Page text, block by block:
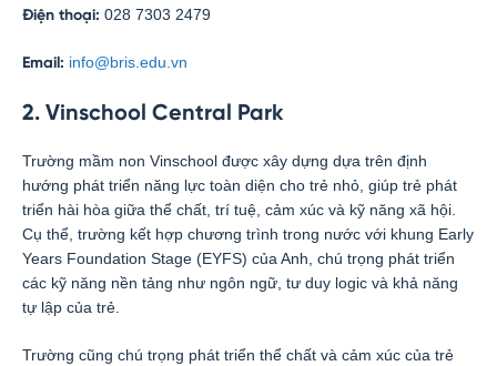
Điện thoại: 028 7303 2479
Email: info@bris.edu.vn
2. Vinschool Central Park
Trường mầm non Vinschool được xây dựng dựa trên định
hướng phát triển năng lực toàn diện cho trẻ nhỏ, giúp trẻ phát
triển hài hòa giữa thể chất, trí tuệ, cảm xúc và kỹ năng xã hội.
Cụ thể, trường kết hợp chương trình trong nước với khung Early
Years Foundation Stage (EYFS) của Anh, chú trọng phát triển
các kỹ năng nền tảng như ngôn ngữ, tư duy logic và khả năng
tự lập của trẻ.
Trường cũng chú trọng phát triển thể chất và cảm xúc của trẻ